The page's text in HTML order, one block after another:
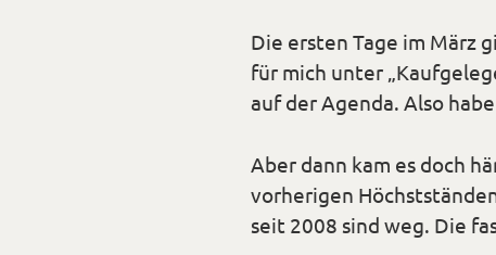
Die ersten Tage im März
für mich unter
auf der Agenda. Also
Aber dann kam es doch
vorherigen
seit 2008 sind weg. Die